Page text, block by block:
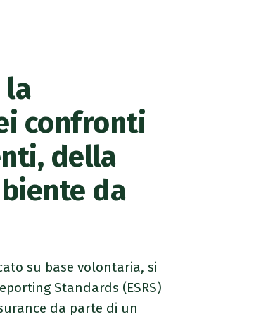
la
confronti
della
da
su base volontaria, si
Standards (ESRS)
da parte di un